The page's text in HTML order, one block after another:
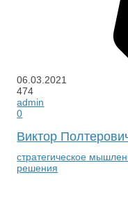
06.03.2021
474
admin
0
Виктор
стратегическое
решения